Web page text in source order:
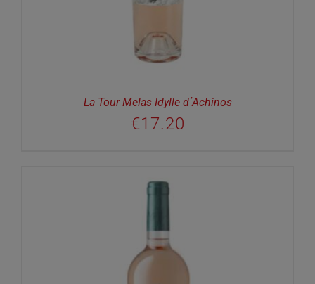
La Tour Melas Idylle d΄Achinos
€17.20